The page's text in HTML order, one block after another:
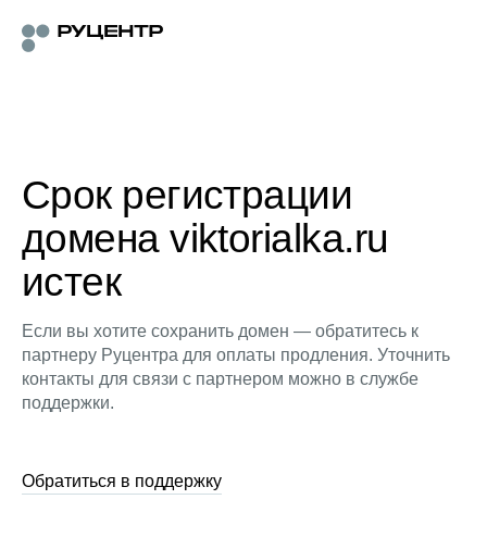
Срок регистрации
домена viktorialka.ru
истек
Если вы хотите сохранить домен — обратитесь к
партнеру Руцентра для оплаты продления. Уточнить
контакты для связи с партнером можно в службе
поддержки.
Обратиться в поддержку